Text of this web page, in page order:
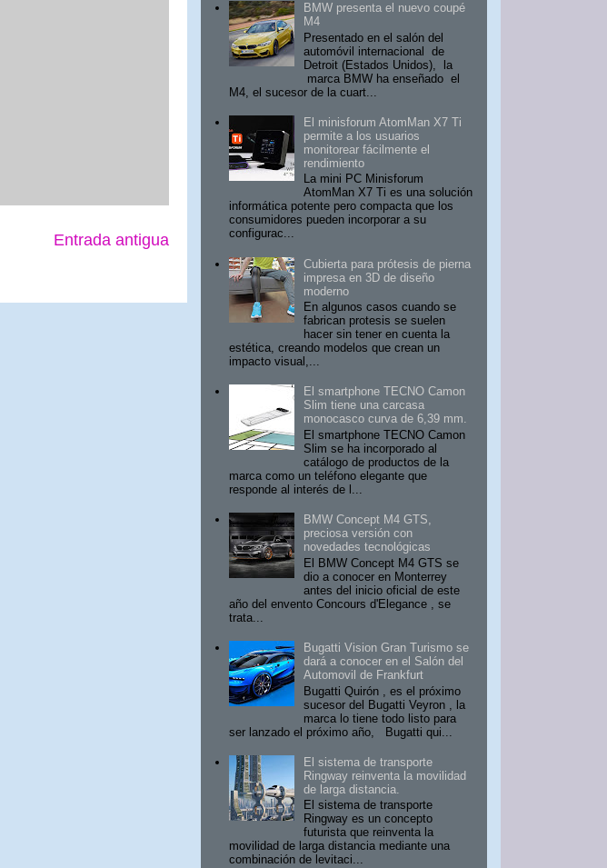
Entrada antigua
BMW presenta el nuevo coupé
M4
Presentado en el salón del
automóvil internacional de
Detroit (Estados Unidos), la
marca BMW ha enseñado el
M4, el sucesor de la cuart...
El minisforum AtomMan X7 Ti
permite a los usuarios
monitorear fácilmente el
rendimiento
La mini PC Minisforum
AtomMan X7 Ti es una solución
informática potente pero compacta que los
consumidores pueden incorporar a su
configurac...
Cubierta para prótesis de pierna
impresa en 3D de diseño
moderno
En algunos casos cuando se
fabrican protesis se suelen
hacer sin tener en cuenta la
estética, creando modelos que crean un
impacto visual,...
El smartphone TECNO Camon
Slim tiene una carcasa
monocasco curva de 6,39 mm.
El smartphone TECNO Camon
Slim se ha incorporado al
catálogo de productos de la
marca como un teléfono elegante que
responde al interés de l...
BMW Concept M4 GTS,
preciosa versión con
novedades tecnológicas
El BMW Concept M4 GTS se
dio a conocer en Monterrey
antes del inicio oficial de este
año del envento Concours d'Elegance , se
trata...
Bugatti Vision Gran Turismo se
dará a conocer en el Salón del
Automovil de Frankfurt
Bugatti Quirón , es el próximo
sucesor del Bugatti Veyron , la
marca lo tiene todo listo para
ser lanzado el próximo año, Bugatti qui...
El sistema de transporte
Ringway reinventa la movilidad
de larga distancia.
El sistema de transporte
Ringway es un concepto
futurista que reinventa la
movilidad de larga distancia mediante una
combinación de levitaci...